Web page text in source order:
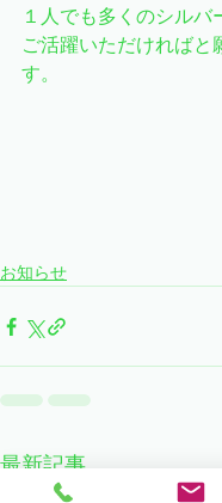
１人でも多くのシルバ
ご活躍いただければと
す。
お知らせ
最新記事